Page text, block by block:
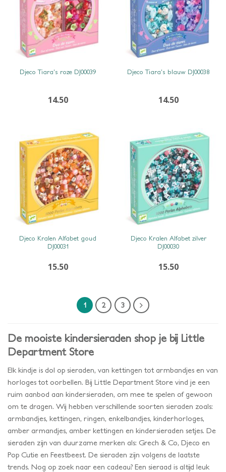
Djeco Tiara’s roze DJ00039
14.50
Djeco Tiara’s blauw DJ00038
14.50
SNEL BEKIJKEN
Djeco Kralen Alfabet goud
DJ00031
15.50
SNEL BEKIJKEN
Djeco Kralen Alfabet zilver
DJ00030
15.50
1 2 3
De mooiste kindersieraden shop je bij Little
Department Store
Elk kindje is dol op sieraden, van kettingen tot armbandjes en van
horloges tot oorbellen. Bij Little Department Store vind je een
ruim aanbod aan kindersieraden, om mee te spelen of gewoon
om te dragen. Wij hebben verschillende soorten sieraden zoals:
armbandjes, kettingen, ringen, enkelbandjes, kinderhorloges,
amber armandjes, amber kettingen en kindersieraden setjes. De
sieraden zijn van duurzame merken als: Grech & Co, Djeco en
Pop Cutie en Feestbeest. De sieraden zijn volgens de laatste
trends. Nog op zoek naar een cadeau? Een sieraad is altijd leuk